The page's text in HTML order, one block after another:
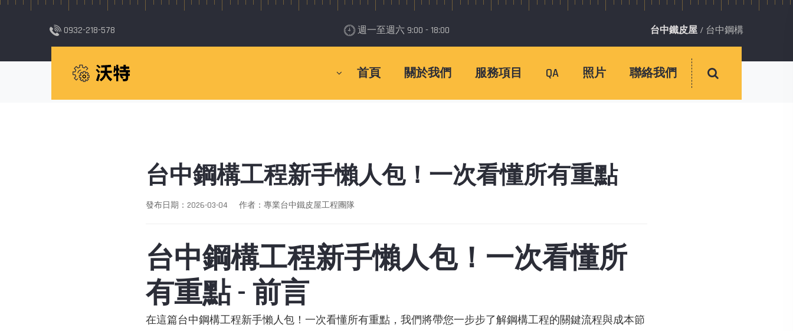
0932-218-578 週一至週六 9:00 - 18:00 台中鐵皮屋 / 台中鋼構
首頁 關於我們 服務項目 QA 照片 聯絡我們
台中鋼構工程新手懶人包！一次看懂所有重點
台中鋼構工程新手懶人包！一次看懂所有重點
發布日期：2026-03-04 作者：專業台中鐵皮屋工程團隊
台中鋼構工程新手懶人包！一次看懂所
有重點 - 前言
在這篇台中鋼構工程新手懶人包！一次看懂所有重點，我們將帶您一步步了解鋼構工程的關鍵流程與成本節